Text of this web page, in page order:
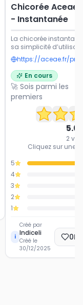
Chicorée Aceae
- Instantanée
La chicorée
sa simplicité
et équilibré et son
alternative naturelle
préparer, sans
bien aux routines du
moments de détente,
les bienfaits naturels de
Cet indice permet
de partager leur
global : goût, texture,
préparation et plaisir
En cours
🚀 Sois parmi les
premiers
5.0
2
Cliquez sur une
5
4
3
2
1
i
Créé par
Indiceli
Créé le
30/12/2025
0